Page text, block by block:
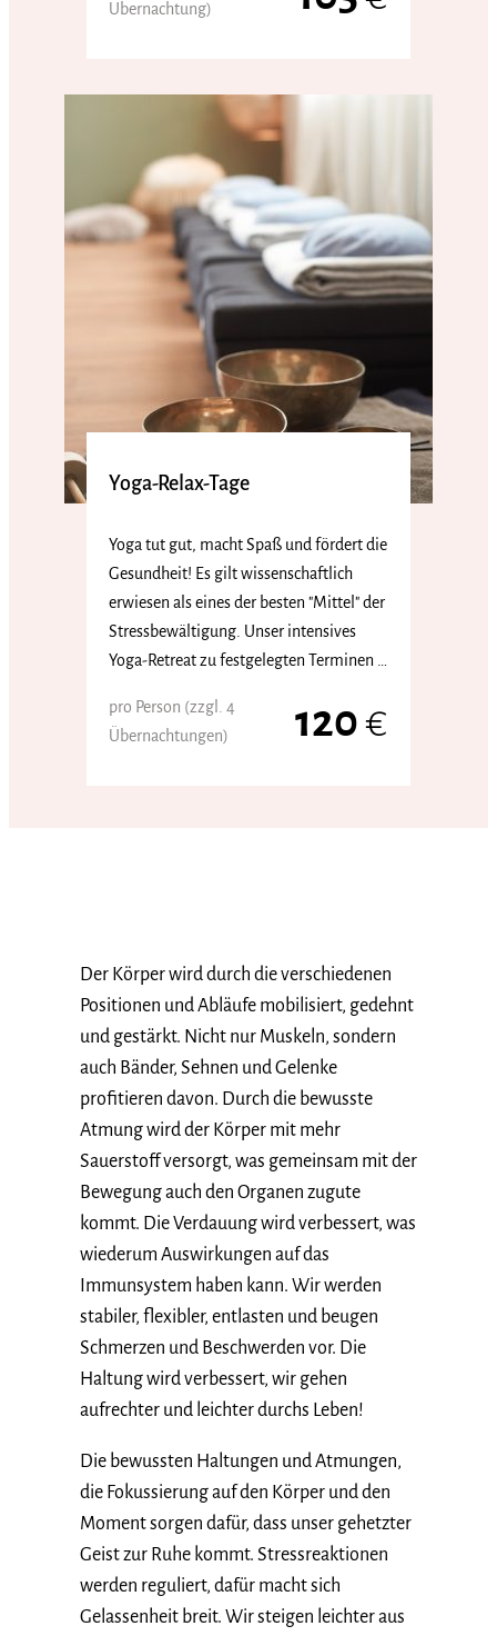
Übernachtung)
Yoga-Relax-Tage
Yoga tut gut, macht Spaß und fördert die
Gesundheit! Es gilt wissenschaftlich
erwiesen als eines der besten "Mittel" der
Stressbewältigung. Unser intensives
Yoga-Retreat zu festgelegten Terminen …
pro Person (zzgl. 4
Übernachtungen)
120€
Der Körper wird durch die verschiedenen
Positionen und Abläufe mobilisiert, gedehnt
und gestärkt. Nicht nur Muskeln, sondern
auch Bänder, Sehnen und Gelenke
profitieren davon. Durch die bewusste
Atmung wird der Körper mit mehr
Sauerstoff versorgt, was gemeinsam mit der
Bewegung auch den Organen zugute
kommt. Die Verdauung wird verbessert, was
wiederum Auswirkungen auf das
Immunsystem haben kann. Wir werden
stabiler, flexibler, entlasten und beugen
Schmerzen und Beschwerden vor. Die
Haltung wird verbessert, wir gehen
aufrechter und leichter durchs Leben!
Die bewussten Haltungen und Atmungen,
die Fokussierung auf den Körper und den
Moment sorgen dafür, dass unser gehetzter
Geist zur Ruhe kommt. Stressreaktionen
werden reguliert, dafür macht sich
Gelassenheit breit. Wir steigen leichter aus